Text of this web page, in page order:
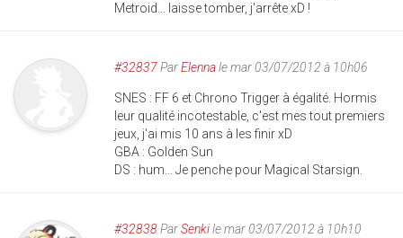
Metroid... laisse tomber, j'arrête xD !
#32837ParElennale mar 03/07/2012 à 10h06
SNES : FF 6 et Chrono Trigger à égalité. Hormis
leur qualité incotestable, c'est mes tout premiers
jeux, j'ai mis 10 ans à les finir xD
GBA : Golden Sun
DS : hum... Je penche pour Magical Starsign.
#32838ParSenkile mar 03/07/2012 à 10h10